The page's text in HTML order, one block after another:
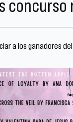
alos ganadores del